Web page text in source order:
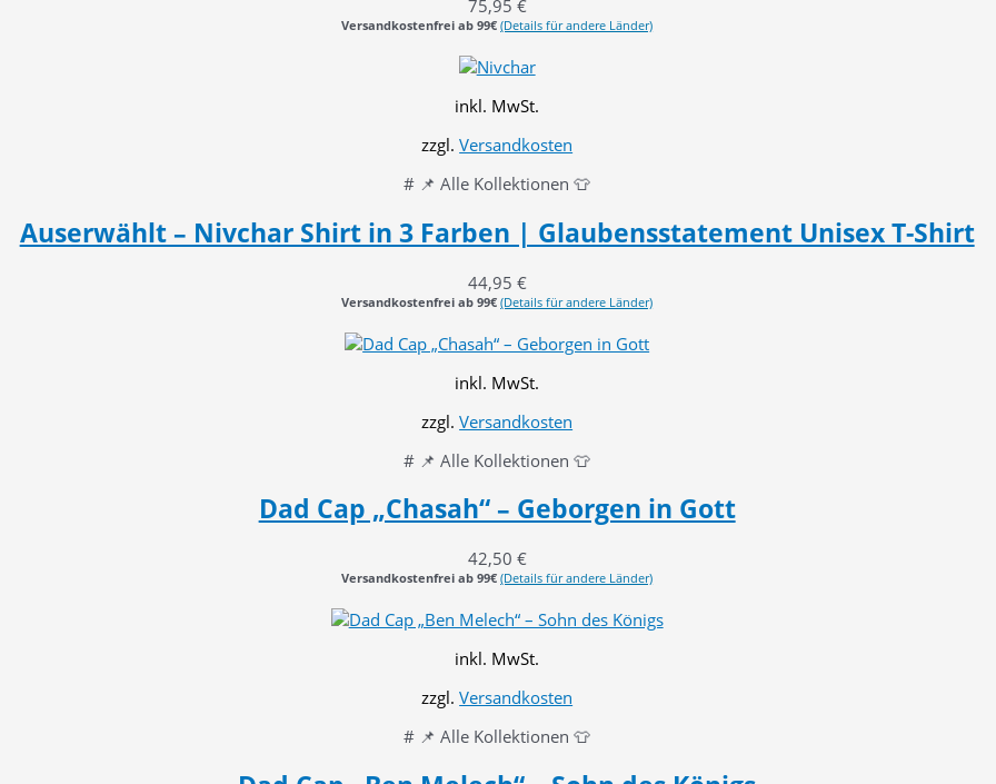
75,95 €
Versandkostenfrei ab 99€ (Details für andere Länder)
inkl. MwSt.
zzgl.Versandkosten
# 📌 Alle Kollektionen 👕
Auserwählt – Nivchar Shirt in 3 Farben | Glaubensstatement Unisex T-Shirt
44,95 €
Versandkostenfrei ab 99€ (Details für andere Länder)
inkl. MwSt.
zzgl.Versandkosten
# 📌 Alle Kollektionen 👕
Dad Cap „Chasah“ – Geborgen in Gott
42,50 €
Versandkostenfrei ab 99€ (Details für andere Länder)
inkl. MwSt.
zzgl.Versandkosten
# 📌 Alle Kollektionen 👕